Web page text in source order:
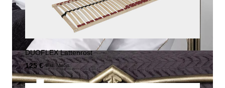
DUOFLEX Lattenrost
125 € inkl. MwSt.